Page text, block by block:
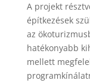
A projekt
építkezések
az
hatékonyabb
mellett